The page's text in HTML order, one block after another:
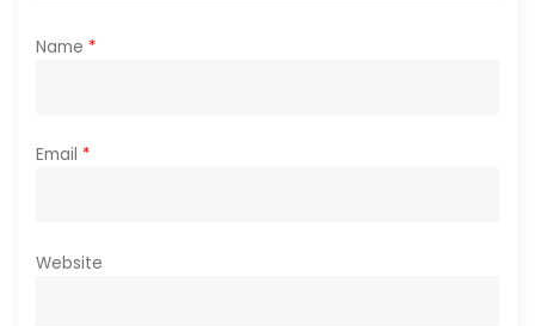
Name *
Email *
Website